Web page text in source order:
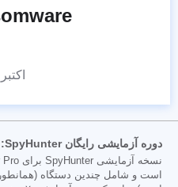
اکتبر 11, 2022
دوره آزمایشی رایگان SpyHunter: شرایط و ضوابط مهم
است و شامل چندین دستگاه